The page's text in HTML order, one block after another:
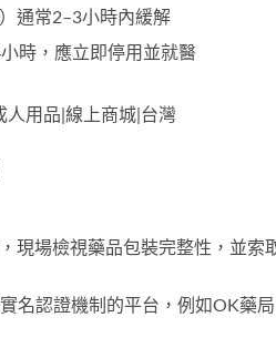
通常2–3小時內緩解
時，應立即停用並就醫
人用品|線上商城|台灣
現場檢視藥品包裝完整性，並索
名認證機制的平台，例如OK藥局